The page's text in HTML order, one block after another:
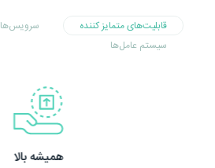
قابلیت‌های متمایز کننده
سرویس‌ها
سیستم عامل‌ها
همیشه بالا